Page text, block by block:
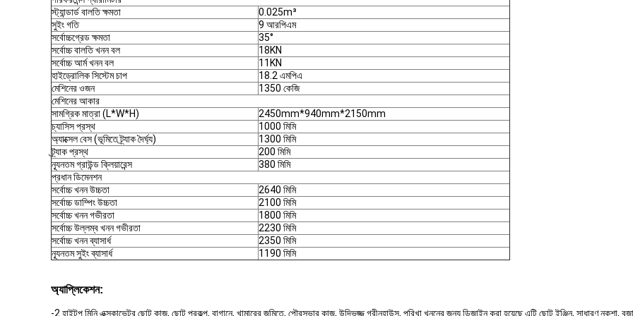
স্ট্যান্ডার্ড বালতি ক্ষমতা
0.025m³
সুইং গতি
9 আরপিএম
সর্বোচ্চগ্রেড ক্ষমতা
35°
সর্বোচ্চ বালতি খনন বল
18KN
সর্বোচ্চ আর্ম খনন বল
11KN
হাইড্রোলিক সিস্টেম চাপ
18.2 এমপিএ
মেশিনের ওজন
1350 কেজি
মেশিনের আকার
সামগ্রিক মাত্রা (L*W*H)
2450mm*940mm*2150mm
চ্যাসিস প্রস্থ
1000 মিমি
অ্যাক্সেল বেস (ভূমিতে ট্র্যাক দৈর্ঘ্য)
1300 মিমি
ট্র্যাক প্রস্থ
200 মিমি
ন্যূনতম গ্রাউন্ড ক্লিয়ারেন্স
380 মিমি
প্রধান ডিমেনশন
সর্বোচ্চ খনন উচ্চতা
2640 মিমি
সর্বোচ্চ ডাম্পিং উচ্চতা
2100 মিমি
সর্বোচ্চ খনন গভীরতা
1800 মিমি
সর্বোচ্চ উল্লম্ব খনন গভীরতা
2230 মিমি
সর্বোচ্চ খনন ব্যাসার্ধ
2350 মিমি
ন্যূনতম সুইং ব্যাসার্ধ
1190 মিমি
অ্যাপ্লিকেশন:
-2 হাইটপ মিনি এক্সকাভেটর ছোট কাজ, ছোট প্রকল্প, বাগানে, খামারের জমিতে, পৌরসভার কাজ, উদ্ভিজ্জ গ্রীনহাউস, পরিখা খননের জন্য ডিজাইন করা হয়েছে এটি ছোট ইঞ্জিন, সাধারণ নকশা,